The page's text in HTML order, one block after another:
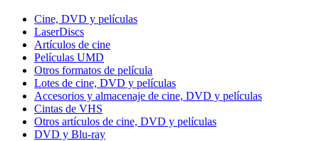
Cine, DVD y películas
LaserDiscs
Artículos de cine
Películas UMD
Otros formatos de película
Lotes de cine, DVD y películas
Accesorios y almacenaje de cine, DVD y películas
Cintas de VHS
Otros artículos de cine, DVD y películas
DVD y Blu-ray